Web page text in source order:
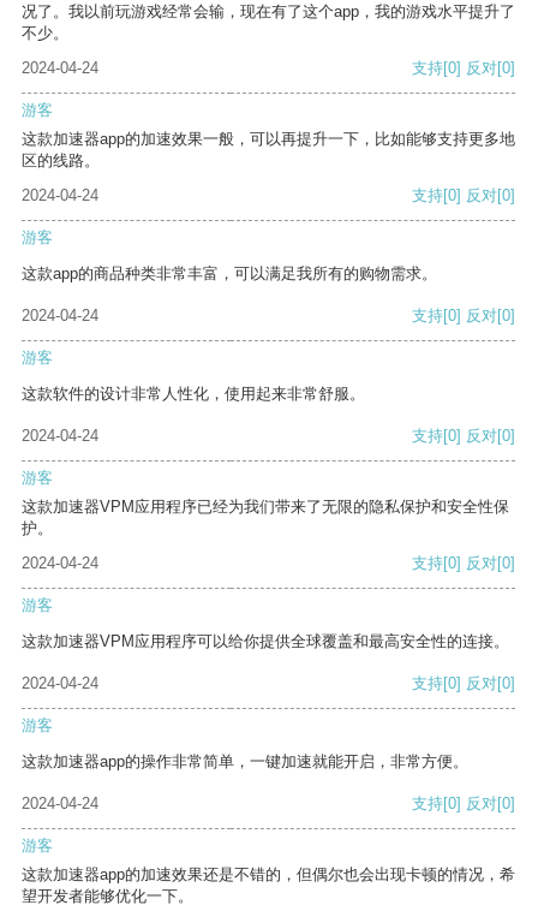
况了。我以前玩游戏经常会输，现在有了这个app，我的游戏水平提升了
不少。
2024-04-24
支持[0] 反对[0]
游客
这款加速器app的加速效果一般，可以再提升一下，比如能够支持更多地
区的线路。
2024-04-24
支持[0] 反对[0]
游客
这款app的商品种类非常丰富，可以满足我所有的购物需求。
2024-04-24 支持[0] 反对[0]
游客
这款软件的设计非常人性化，使用起来非常舒服。
2024-04-24 支持[0] 反对[0]
游客
这款加速器VPM应用程序已经为我们带来了无限的隐私保护和安全性保
护。
2024-04-24
支持[0] 反对[0]
游客
这款加速器VPM应用程序可以给你提供全球覆盖和最高安全性的连接。
2024-04-24 支持[0] 反对[0]
游客
这款加速器app的操作非常简单，一键加速就能开启，非常方便。
2024-04-24 支持[0] 反对[0]
游客
这款加速器app的加速效果还是不错的，但偶尔也会出现卡顿的情况，希
望开发者能够优化一下。